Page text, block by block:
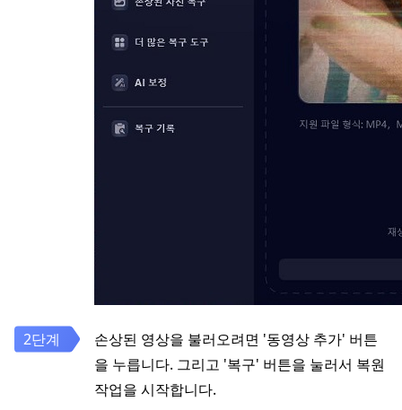
손상된 영상을 불러오려면 '동영상 추가' 버튼
을 누릅니다. 그리고 '복구' 버튼을 눌러서 복원
작업을 시작합니다.